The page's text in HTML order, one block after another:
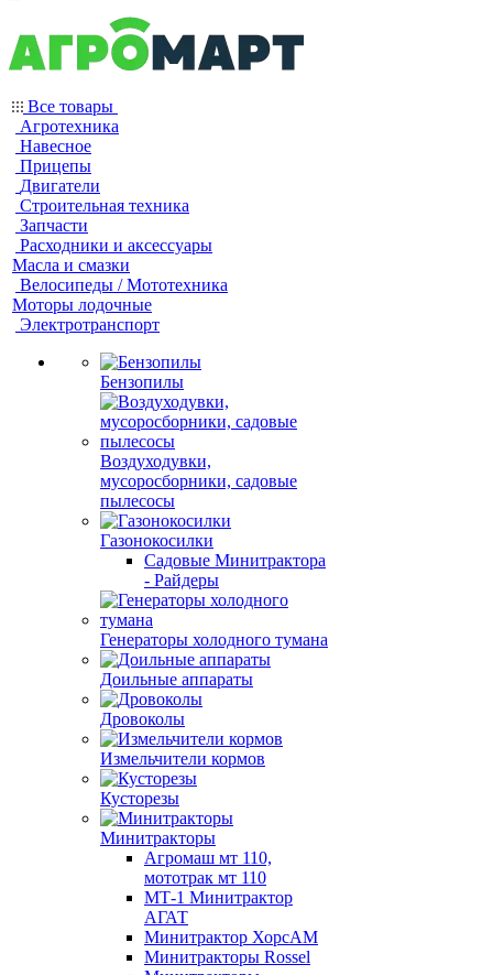
Все товары
Агротехника
Навесное
Прицепы
Двигатели
Строительная техника
Запчасти
Расходники и аксессуары
Масла и смазки
Велосипеды / Мототехника
Моторы лодочные
Электротранспорт
Бензопилы
Воздуходувки,
мусоросборники, cадовые
пылесосы
Газонокосилки
Садовые Минитрактора
- Райдеры
Генераторы холодного тумана
Доильные аппараты
Дровоколы
Измельчители кормов
Кусторезы
Минитракторы
Агромаш мт 110,
мототрак мт 110
МТ-1 Минитрактор
АГАТ
Минитрактор ХорсАМ
Минитракторы Rossel